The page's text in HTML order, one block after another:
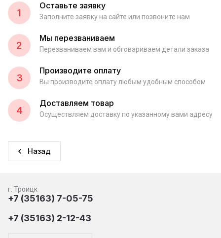
1
Оставьте заявку
Заполните заявку на сайте или позвоните нам
2
Мы перезваниваем
Перезваниваем вам и обговариваем детали заказа
3
Производите оплату
Вы производите оплату любым удобным способом
4
Доставляем товар
Осуществляем доставку по указанному вами адресу
Назад
г. Троицк
+7 (35163) 7-05-75
+7 (35163) 2-12-43